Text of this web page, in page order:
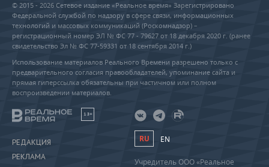
© 2015 - 2026 Сетевое издание «Реальное время» Зарегистрировано
Федеральной службой по надзору в сфере связи, информационных
технологий и массовых коммуникаций (Роскомнадзор) –
регистрационный номер ЭЛ № ФС 77 - 79627 от 18 декабря 2020 г. (ранее
свидетельство Эл № ФС 77-59331 от 18 сентября 2014 г.)
Использование материалов Реального Времени разрешено только с
предварительного согласия правообладателей, упоминание сайта и
прямая гиперссылка обязательны при частичном или полном
воспроизведении материалов.
18+
РЕДАКЦИЯ
РЕКЛАМА
RU EN
Учредитель ООО «Реальное